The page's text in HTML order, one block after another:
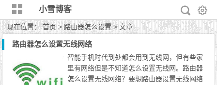
小雪博客
现在位置：首页> 路由器怎么设置 > 文章
路由器怎么设置无线网络
智能手机时代到处都会用到无线网，但有些家
里有网络但是不知道怎么设置无线网。路由器
怎么设置无线网络？要想路由器设置无线网络